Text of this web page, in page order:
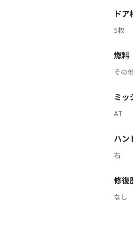
ドア
5枚
燃料
その
ミッ
AT
ハン
右
修復
なし